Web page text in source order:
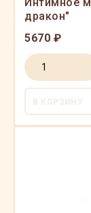
дракон"
5670 ₽
В КОРЗИНУ